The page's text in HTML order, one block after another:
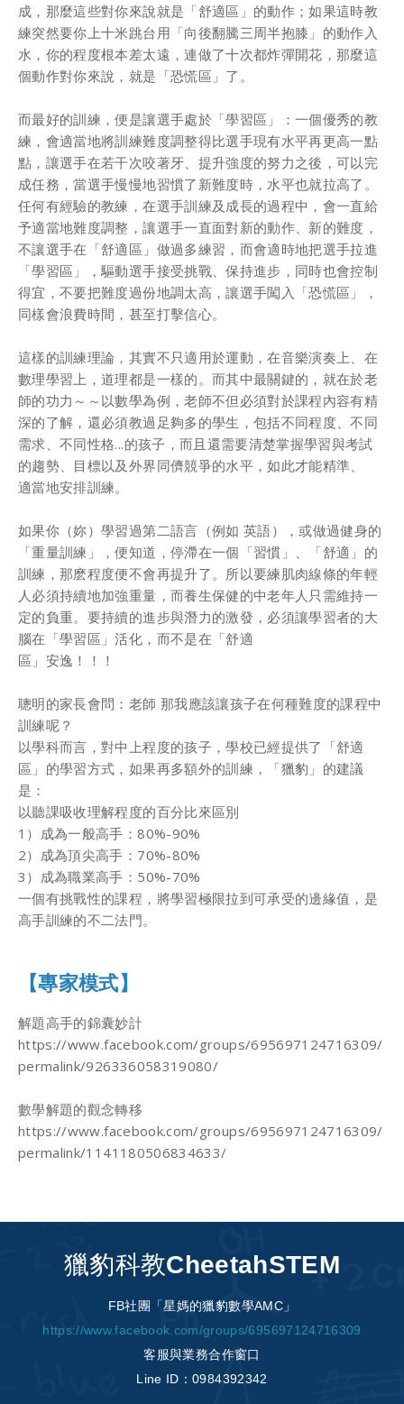
成，那麼這些對你來說就是「舒適區」的動作；如果這時教
練突然要你上⼗⽶跳台⽤「向後翻騰三周半抱膝」的動作⼊
⽔，你的程度根本差太遠，連做了⼗次都炸彈開花，那麼這
個動作對你來說，就是「恐慌區」了。
⽽最好的訓練，便是讓選⼿處於「學習區」：⼀個優秀的教
練，會適當地將訓練難度調整得⽐選⼿現有⽔平再更⾼⼀點
點，讓選⼿在若⼲次咬著⽛、提升強度的努⼒之後，可以完
成任務，當選⼿慢慢地習慣了新難度時，⽔平也就拉⾼了。
任何有經驗的教練，在選⼿訓練及成⻑的過程中，會⼀直給
予適當地難度調整，讓選⼿⼀直⾯對新的動作、新的難度，
不讓選⼿在「舒適區」做過多練習，⽽會適時地把選⼿拉進
「學習區」，驅動選⼿接受挑戰、保持進步，同時也會控制
得宜，不要把難度過份地調太⾼，讓選⼿闖⼊「恐慌區」，
同樣會浪費時間，甚⾄打擊信⼼。
這樣的訓練理論，其實不只適⽤於運動，在⾳樂演奏上、在
數理學習上，道理都是⼀樣的。⽽其中最關鍵的，就在於⽼
師的功⼒～～以數學為例，⽼師不但必須對於課程內容有精
深的了解，還必須教過⾜夠多的學⽣，包括不同程度、不同
需求、不同性格...的孩⼦，⽽且還需要清楚掌握學習與考試
的趨勢、⽬標以及外界同儕競爭的⽔平，如此才能精準、
適當地安排訓練。
如果你（妳）學習過第⼆語⾔（例如 英語），或做過健身的
「重量訓練」，便知道，停滯在⼀個「習慣」、「舒適」的
訓練，那麽程度便不會再提升了。所以要練肌⾁線條的年輕
⼈必須持續地加強重量，⽽養⽣保健的中⽼年⼈只需維持⼀
定的負重。要持續的進步與潛⼒的激發，必須讓學習者的⼤
腦在「學習區」活化，⽽不是在「舒適
區」安逸！！！
聰明的家⻑會問：⽼師 那我應該讓孩⼦在何種難度的課程中
訓練呢？
以學科⽽⾔，對中上程度的孩⼦，學校已經提供了「舒適
區」的學習⽅式，如果再多額外的訓練，「獵豹」的建議
是：
以聽課吸收理解程度的百分⽐來區別
1）成為⼀般⾼⼿：80%-90%
2）成為頂尖⾼⼿：70%-80%
3）成為職業⾼⼿：50%-70%
⼀個有挑戰性的課程，將學習極限拉到可承受的邊緣值，是
⾼⼿訓練的不⼆法⾨。
【專家模式】
解題高手的錦囊妙計
https://www.facebook.com/groups/695697124716309/
permalink/926336058319080/
數學解題的觀念轉移
https://www.facebook.com/groups/695697124716309/
permalink/1141180506834633/
獵豹科教CheetahSTEM
FB社團「星媽的獵豹數學AMC」
https://www.facebook.com/groups/695697124716309
客服與業務合作窗口
Line ID：0984392342